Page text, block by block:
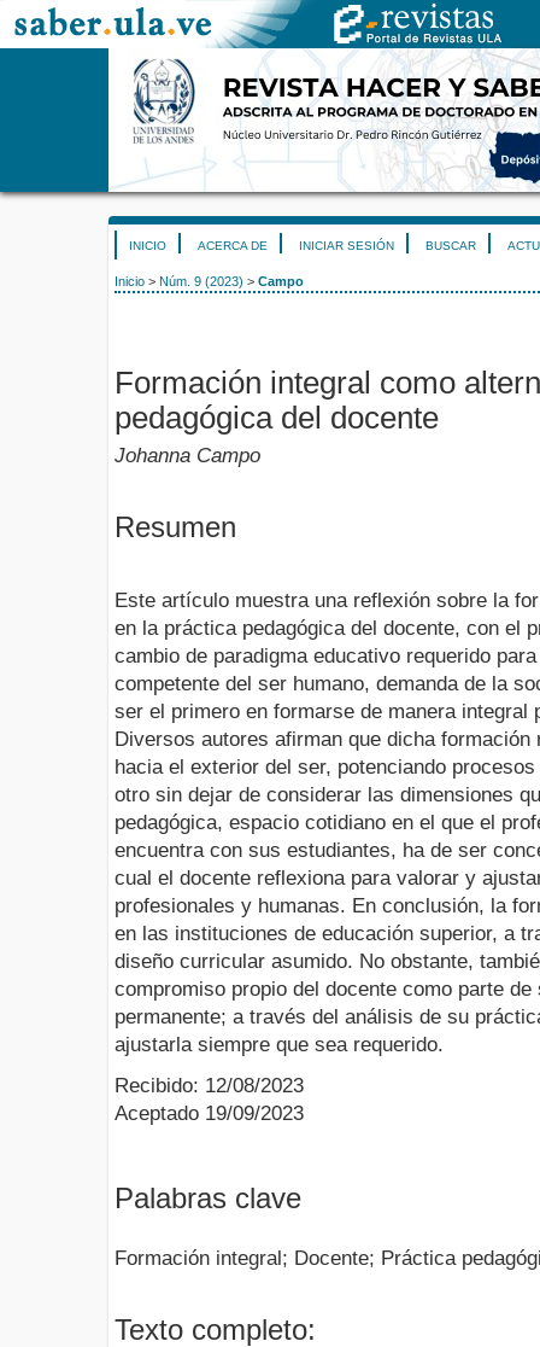
INICIO ACERCA DE INICIAR SESIÓN BUSCAR
Inicio > Núm. 9 (2023) > Campo
Formación integral como
pedagógica del docente
Johanna Campo
Resumen
Este artículo muestra una reflexión sobre la
en la práctica pedagógica del docente, con el
cambio de paradigma educativo requerido
competente del ser humano, demanda de la
ser el primero en formarse de manera integral
Diversos autores afirman que dicha
hacia el exterior del ser, potenciando
otro sin dejar de considerar las dimensiones
pedagógica, espacio cotidiano en el que el
encuentra con sus estudiantes, ha de ser
cual el docente reflexiona para valorar y
profesionales y humanas. En conclusión, la
en las instituciones de educación superior, a
diseño curricular asumido. No obstante,
compromiso propio del docente como parte de
permanente; a través del análisis de su
ajustarla siempre que sea requerido.
Recibido: 12/08/2023
Aceptado 19/09/2023
Palabras clave
Formación integral; Docente; Práctica
Texto completo: